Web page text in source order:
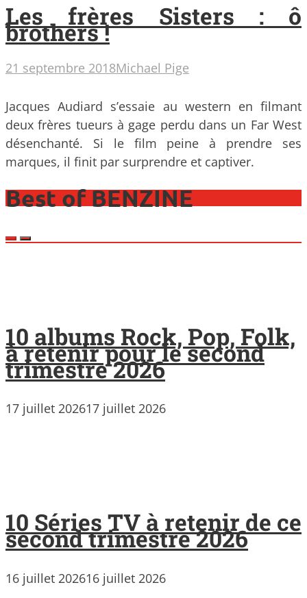
Les frères Sisters : ô
brothers !
21 septembre 2018Michael Pige
Jacques Audiard s’essaie au western en filmant
deux frères tueurs à gage perdu dans un Far West
désenchanté. Si le film peine à prendre ses
marques, il finit par surprendre et captiver.
Best of BENZINE
10 albums Rock, Pop, Folk,
à retenir pour le second
trimestre 2026
17 juillet 202617 juillet 2026
10 Séries TV à retenir de ce
second trimestre 2026
16 juillet 202616 juillet 2026